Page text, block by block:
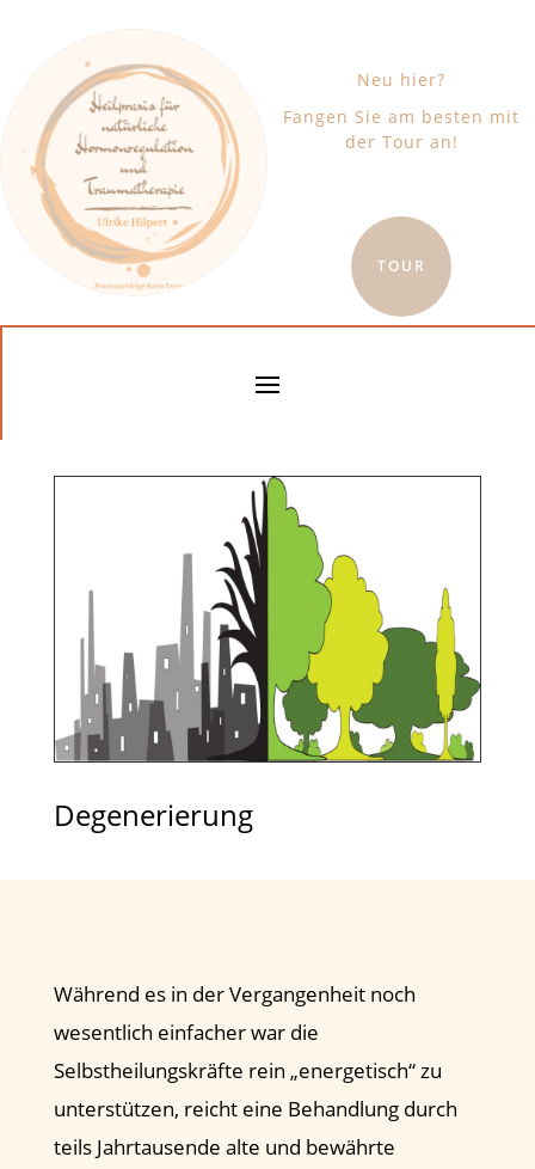
Neu hier?
Fangen Sie am besten mit
der Tour an!
TOUR
Degenerierung
Während es in der Vergangenheit noch
wesentlich einfacher war die
Selbstheilungskräfte rein „energetisch“ zu
unterstützen, reicht eine Behandlung durch
teils Jahrtausende alte und bewährte